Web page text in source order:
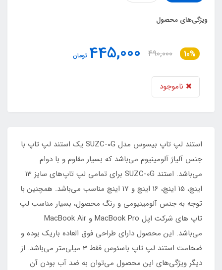
ویژگی‌های محصول
10%
490,000
445,000 تومان
ناموجود
استند لپ تاپ بیسوس مدل SUZC-0G یک استند لپ تاپ با
جنس آلیاژ آلومینیوم می‌باشد که بسیار مقاوم و با دوام
می‌باشد. استند SUZC-0G برای تمامی لپ تاپ‌های سایز 13
اینچ، 15 اینچ، 16 اینچ و 17 اینچ مناسب می‌باشد. همچنین با
توجه به جنس آلومینیومی و رنگ محصول، بسیار مناسب لپ
تاپ های شرکت اپل MacBook Pro و MacBook Air
می‌باشد. این محصول دارای طراحی فوق العاده باریک بوده و
ضخامت استند لپ تاپ باسئوس فقط 3 میلی‌متر می‌باشد. از
دیگر ویژگی‌های این محصول می‌توان به ضد آب بودن آن